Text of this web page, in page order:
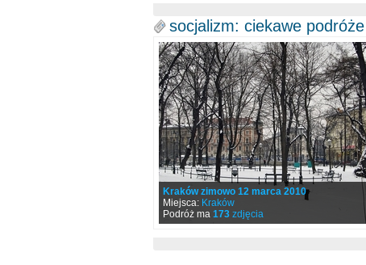
socjalizm: ciekawe podróże
Kraków zimowo 12 marca 2010
Miejsca: Kraków
Podróż ma 173zdjęcia